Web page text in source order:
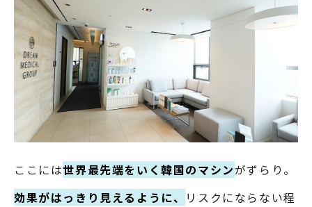
ここには世界最先端をいく韓国のマシンがずらり。
効果がはっきり見えるように、 リスクにならない程